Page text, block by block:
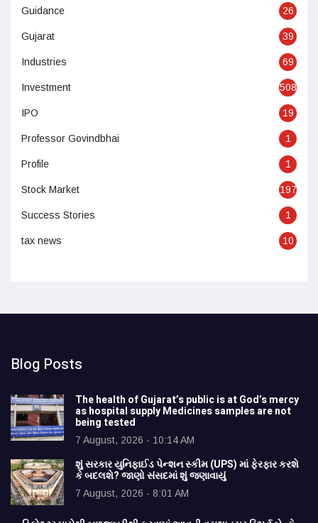
Guidance 26
Gujarat 39
Industries 69
Investment 508
IPO 19
Professor Govindbhai 1
Profile 1
Stock Market 197
Success Stories 1
tax news 10
Blog Posts
The health of Gujarat’s public is at God’s mercy
as hospital supply Medicines samples are not
being tested
7 August, 2026 - 10:14 AM
શું સરકાર યુનિફાઈડ પેન્શન સ્કીમ (UPS) માં ફેરફાર કરશે
કે બદલશે? જાણો સંસદમાં શું જણાવાયું
7 August, 2026 - 8:01 AM